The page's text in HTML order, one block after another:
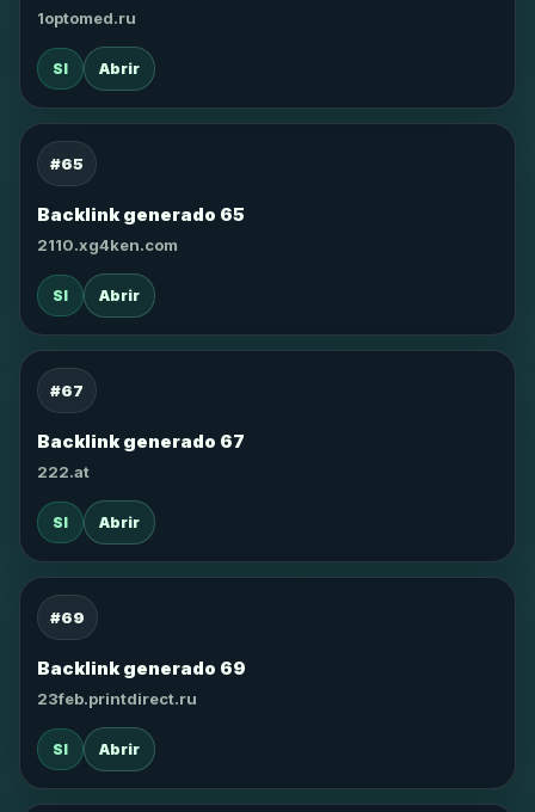
1optomed.ru
SI Abrir
#65
Backlink generado 65
2110.xg4ken.com
SI Abrir
#67
Backlink generado 67
222.at
SI Abrir
#69
Backlink generado 69
23feb.printdirect.ru
SI Abrir